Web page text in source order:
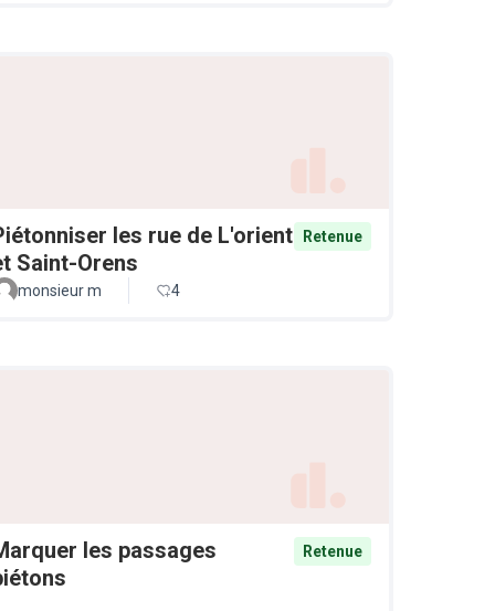
les rue de L'orient
Saint-Orens
Retenue
monsieur m 4
les passages
Retenue